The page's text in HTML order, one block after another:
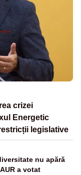
crizei
Energetic
legislative
nu apără
a votat